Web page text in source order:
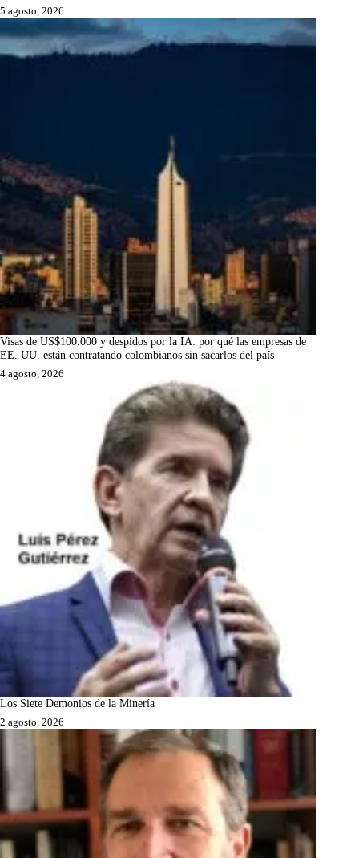
5 agosto, 2026
Visas de US$100.000 y despidos por la IA: por qué las empresas de
EE. UU. están contratando colombianos sin sacarlos del país
4 agosto, 2026
Los Siete Demonios de la Minería
2 agosto, 2026